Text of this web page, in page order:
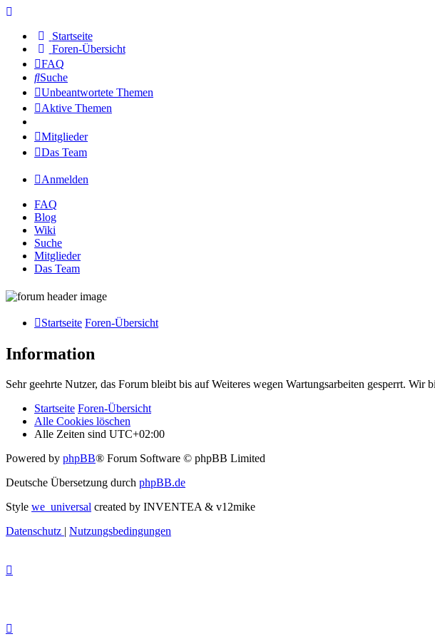
Startseite
Foren-Übersicht
FAQ
Suche
Unbeantwortete Themen
Aktive Themen
Mitglieder
Das Team
Anmelden
FAQ
Blog
Wiki
Suche
Mitglieder
Das Team
Startseite Foren-Übersicht
Information
Sehr geehrte Nutzer, das Forum bleibt bis auf Weiteres wegen Wartungsarbeiten gesperrt. Wir
Startseite Foren-Übersicht
Alle Cookies löschen
Alle Zeiten sind UTC+02:00
Powered by phpBB® Forum Software © phpBB Limited
Deutsche Übersetzung durch phpBB.de
Style we_universal created by INVENTEA & v12mike
Datenschutz | Nutzungsbedingungen